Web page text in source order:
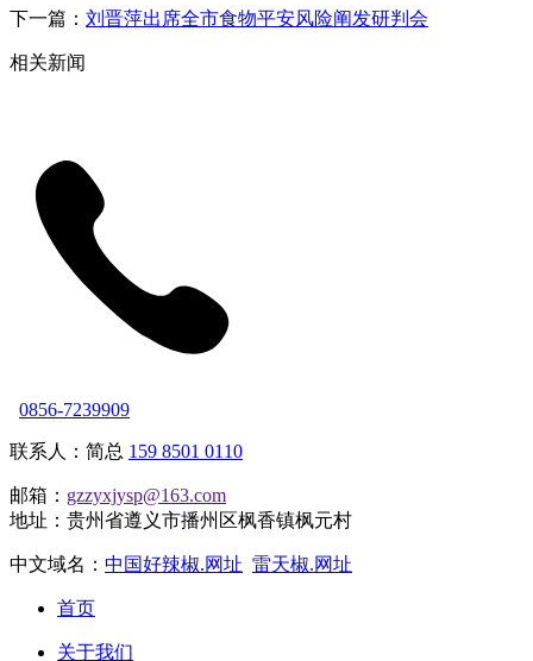
下一篇： 刘晋萍出席全市食物平安风险阐发研判会
相关新闻
0856-7239909
联系人：简总 159 8501 0110
邮箱： gzzyxjysp@163.com
地址：贵州省遵义市播州区枫香镇枫元村
中文域名： 中国好辣椒.网址 雷天椒.网址
首页
关于我们